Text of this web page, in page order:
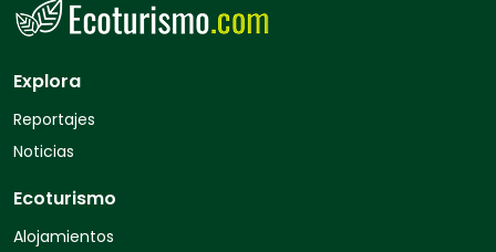
Explora
Reportajes
Noticias
Ecoturismo
Alojamientos